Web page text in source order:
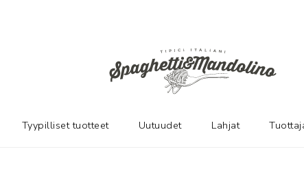
Tyypilliset tuotteet Uutuudet Lahjat